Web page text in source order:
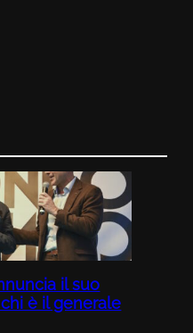
il suo
è il generale